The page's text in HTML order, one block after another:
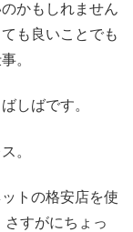
かもしれません
も良いことでも
。
しばです。
。
トの格安店を使
さすがにちょっ